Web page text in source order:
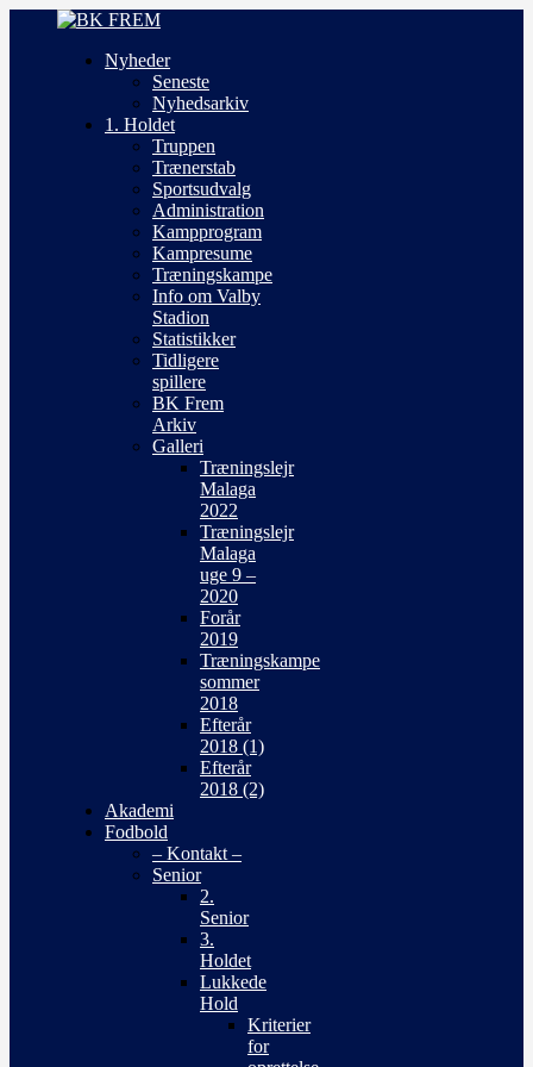
Nyheder
Seneste
Nyhedsarkiv
1. Holdet
Truppen
Trænerstab
Sportsudvalg
Administration
Kampprogram
Kampresume
Træningskampe
Info om Valby
Stadion
Statistikker
Tidligere
spillere
BK Frem
Arkiv
Galleri
Træningslejr
Malaga
2022
Træningslejr
Malaga
uge 9 –
2020
Forår
2019
Træningskampe
sommer
2018
Efterår
2018 (1)
Efterår
2018 (2)
Akademi
Fodbold
– Kontakt –
Senior
2.
Senior
3.
Holdet
Lukkede
Hold
Kriterier
for